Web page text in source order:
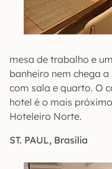
mesa de trabalho e
banheiro nem chega
com sala e quarto. O
hotel é o mais
Hoteleiro Norte.
ST. PAUL, Brasília